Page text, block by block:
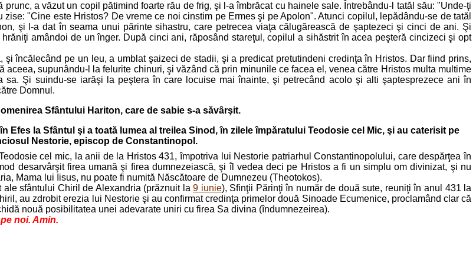
a văzut un copil pătimind foarte rău de frig, şi l-a îmbrăcat cu hainele sale. Întrebându-l tatăl său: "Unde-ţi
"Cine este Hristos? De vreme ce noi cinstim pe Ermes şi pe Apolon". Atunci copilul, lepădându-se de tatăl
şi l-a dat în seama unui părinte sihastru, care petrecea viaţa călugărească de şaptezeci şi cinci de ani. Şi
amândoi de un înger. După cinci ani, răposând stareţul, copilul a sihăstrit în acea peşteră cincizeci şi opt
încălecând pe un leu, a umblat şaizeci de stadii, şi a predicat pretutindeni credinţa în Hristos. Dar fiind prins,
supunându-l la felurite chinuri, şi văzând că prin minunile ce facea el, venea către Hristos multa multime
Şi suindu-se iarăşi la peştera în care locuise mai înainte, şi petrecând acolo şi alti şaptesprezece ani în
Domnul.
Sfântului Hariton, care de sabie s-a săvârşit.
la Sfântul şi a toată lumea al treilea Sinod, în zilele împăratului Teodosie cel Mic, şi au caterisit pe
Nestorie, episcop de Constantinopol.
cel mic, la anii de la Hristos 431, împotriva lui Nestorie patriarhul Constantinopolului, care despărţea în
desarvârşit firea umană şi firea dumnezeiască, şi îl vedea deci pe Hristos a fi un simplu om divinizat, şi nu
Mama lui Iisus, nu poate fi numită Născătoare de Dumnezeu (Theotokos).
ale sfântului Chiril de Alexandria (prăznuit la9 iunie), Sfinţii Părinţi în număr de două sute, reuniţi în anul 431 la
au zdrobit erezia lui Nestorie şi au confirmat credinţa primelor două Sinoade Ecumenice, proclamând clar că
nouă posibilitatea unei adevarate uniri cu firea Sa divina (îndumnezeirea).
noi. Amin.